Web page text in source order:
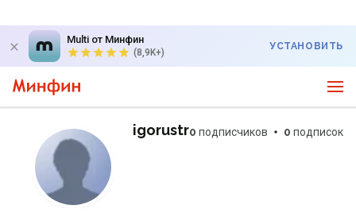
Multi от Минфин
(8,9K+)
УСТАНОВИТЬ
igorustr0 подписчиков 0 подписок